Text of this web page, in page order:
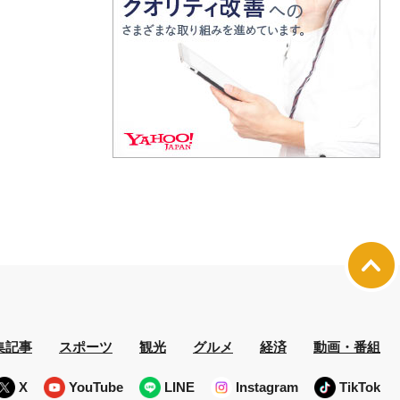
記事 スポーツ 観光 グルメ 経済 動画・番組
X YouTube LINE Instagram TikTok